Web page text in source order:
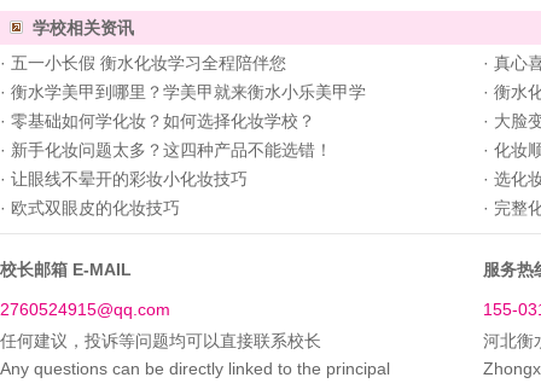
学校相关资讯
· 五一小长假 衡水化妆学习全程陪伴您 · 真心
· 衡水学美甲到哪里？学美甲就来衡水小乐美甲学 · 衡水
· 零基础如何学化妆？如何选择化妆学校？ · 大脸
· 新手化妆问题太多？这四种产品不能选错！ · 化妆
· 让眼线不晕开的彩妆小化妆技巧 · 选化
· 欧式双眼皮的化妆技巧 · 完整
校长邮箱 E-MAIL 服务热
2760524915@qq.com
155-
任何建议，投诉等问题均可以直接联系校长
河北衡
Any questions can be directly linked to the principal